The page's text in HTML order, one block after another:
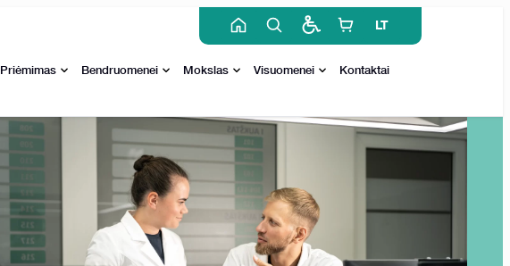
Priėmimas Bendruomenei Mokslas Visuomenei Kontaktai
LT